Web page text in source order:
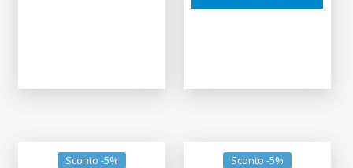
Sconto -5% Sconto -5%